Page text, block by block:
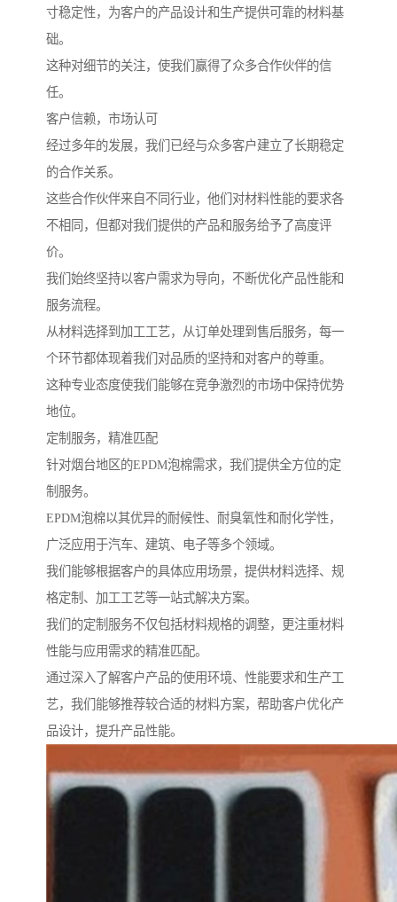
寸稳定性，为客户的产品设计和生产提供可靠的材料基
础。
这种对细节的关注，使我们赢得了众多合作伙伴的信
任。
客户信赖，市场认可
经过多年的发展，我们已经与众多客户建立了长期稳定
的合作关系。
这些合作伙伴来自不同行业，他们对材料性能的要求各
不相同，但都对我们提供的产品和服务给予了高度评
价。
我们始终坚持以客户需求为导向，不断优化产品性能和
服务流程。
从材料选择到加工工艺，从订单处理到售后服务，每一
个环节都体现着我们对品质的坚持和对客户的尊重。
这种专业态度使我们能够在竞争激烈的市场中保持优势
地位。
定制服务，精准匹配
针对烟台地区的EPDM泡棉需求，我们提供全方位的定
制服务。
EPDM泡棉以其优异的耐候性、耐臭氧性和耐化学性，
广泛应用于汽车、建筑、电子等多个领域。
我们能够根据客户的具体应用场景，提供材料选择、规
格定制、加工工艺等一站式解决方案。
我们的定制服务不仅包括材料规格的调整，更注重材料
性能与应用需求的精准匹配。
通过深入了解客户产品的使用环境、性能要求和生产工
艺，我们能够推荐较合适的材料方案，帮助客户优化产
品设计，提升产品性能。